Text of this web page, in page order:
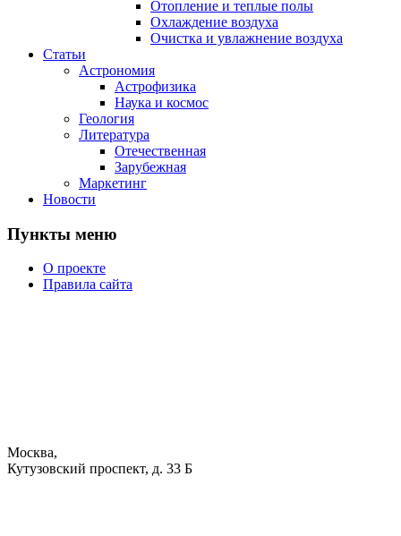
Отопление и теплые полы
Охлаждение воздуха
Очистка и увлажнение воздуха
Статьи
Астрономия
Астрофизика
Наука и космос
Геология
Литература
Отечественная
Зарубежная
Маркетинг
Новости
Пункты меню
О проекте
Правила сайта
Москва,
Кутузовский проспект, д. 33 Б